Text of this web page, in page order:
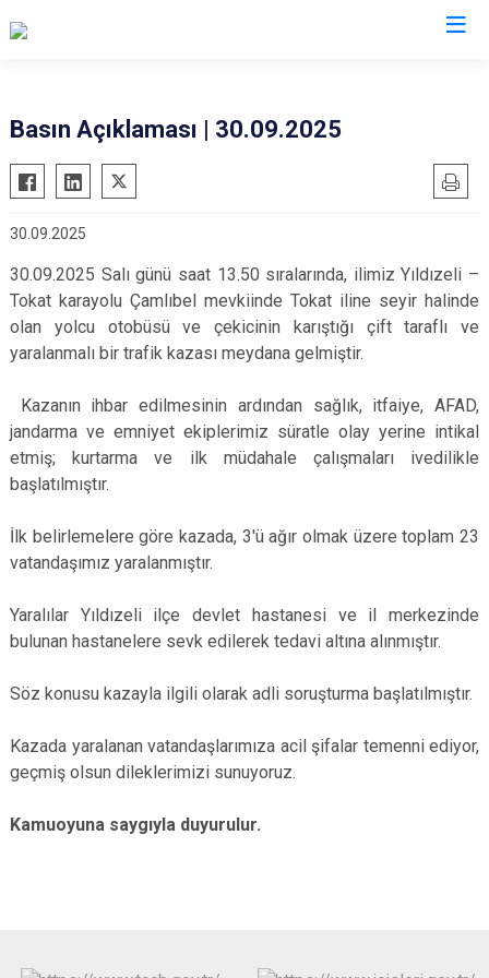
Basın Açıklaması | 30.09.2025
30.09.2025
30.09.2025 Salı günü saat 13.50 sıralarında, ilimiz Yıldızeli –
Tokat karayolu Çamlıbel mevkiinde Tokat iline seyir halinde
olan yolcu otobüsü ve çekicinin karıştığı çift taraflı ve
yaralanmalı bir trafik kazası meydana gelmiştir.
Kazanın ihbar edilmesinin ardından sağlık, itfaiye, AFAD,
jandarma ve emniyet ekiplerimiz süratle olay yerine intikal
etmiş; kurtarma ve ilk müdahale çalışmaları ivedilikle
başlatılmıştır.
İlk belirlemelere göre kazada, 3'ü ağır olmak üzere toplam 23
vatandaşımız yaralanmıştır.
Yaralılar Yıldızeli ilçe devlet hastanesi ve il merkezinde
bulunan hastanelere sevk edilerek tedavi altına alınmıştır.
Söz konusu kazayla ilgili olarak adli soruşturma başlatılmıştır.
Kazada yaralanan vatandaşlarımıza acil şifalar temenni ediyor,
geçmiş olsun dileklerimizi sunuyoruz.
Kamuoyuna saygıyla duyurulur.